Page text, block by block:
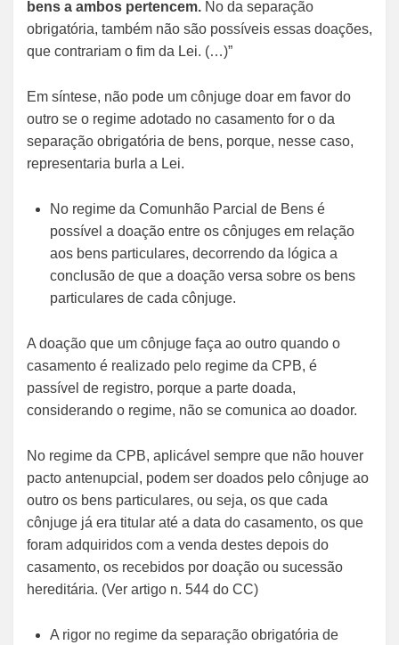
bens a ambos pertencem. No da separação
obrigatória, também não são possíveis essas doações,
que contrariam o fim da Lei. (…)”
Em síntese, não pode um cônjuge doar em favor do
outro se o regime adotado no casamento for o da
separação obrigatória de bens, porque, nesse caso,
representaria burla a Lei.
No regime da Comunhão Parcial de Bens é
possível a doação entre os cônjuges em relação
aos bens particulares, decorrendo da lógica a
conclusão de que a doação versa sobre os bens
particulares de cada cônjuge.
A doação que um cônjuge faça ao outro quando o
casamento é realizado pelo regime da CPB, é
passível de registro, porque a parte doada,
considerando o regime, não se comunica ao doador.
No regime da CPB, aplicável sempre que não houver
pacto antenupcial, podem ser doados pelo cônjuge ao
outro os bens particulares, ou seja, os que cada
cônjuge já era titular até a data do casamento, os que
foram adquiridos com a venda destes depois do
casamento, os recebidos por doação ou sucessão
hereditária. (Ver artigo n. 544 do CC)
A rigor no regime da separação obrigatória de